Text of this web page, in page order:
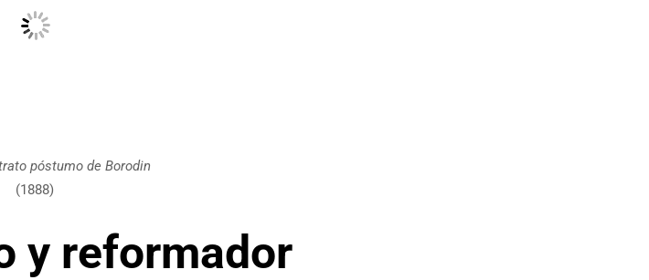
póstumo de Borodin
(1888)
y reformador